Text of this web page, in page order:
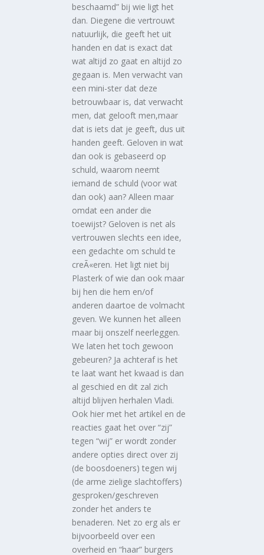
beschaamd” bij wie ligt het
dan. Diegene die vertrouwt
natuurlijk, die geeft het uit
handen en dat is exact dat
wat altijd zo gaat en altijd zo
gegaan is. Men verwacht van
een mini-ster dat deze
betrouwbaar is, dat verwacht
men, dat gelooft men,maar
dat is iets dat je geeft, dus uit
handen geeft. Geloven in wat
dan ook is gebaseerd op
schuld, waarom neemt
iemand de schuld (voor wat
dan ook) aan? Alleen maar
omdat een ander die
toewijst? Geloven is net als
vertrouwen slechts een idee,
een gedachte om schuld te
creÃ«eren. Het ligt niet bij
Plasterk of wie dan ook maar
bij hen die hem en/of
anderen daartoe de volmacht
geven. We kunnen het alleen
maar bij onszelf neerleggen.
We laten het toch gewoon
gebeuren? Ja achteraf is het
te laat want het kwaad is dan
al geschied en dit zal zich
altijd blijven herhalen Vladi.
Ook hier met het artikel en de
reacties gaat het over “zij”
tegen “wij” er wordt zonder
andere opties direct over zij
(de boosdoeners) tegen wij
(de arme zielige slachtoffers)
gesproken/geschreven
zonder het anders te
benaderen. Net zo erg als er
bijvoorbeeld over een
overheid en “haar” burgers